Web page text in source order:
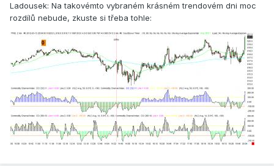
Ladousek: Na takovémto vybraném krásném trendovém dni moc
rozdílů nebude, zkuste si třeba tohle: